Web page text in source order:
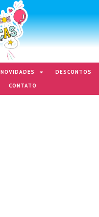
NOVIDADES
DESCONTOS
CONTATO